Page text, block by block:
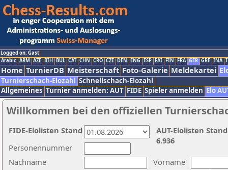
Logged on: Gast
Arabic ARM AZE BIH BUL CAT CHN CRO CZE DEN ENG ESP FAI FIN FRA GER GRE INA
Home TurnierDB Meisterschaft Foto-Galerie Meldekartei
Turnierschach-Elozahl Schnellschach-Elozahl
Allgemeines Turnier anmelden: AUT FIDE Spieler anmelden Elo
Willkommen bei den offiziellen
Nachname
Vorname
Personennummer
AUT-Elolisten
6.936
FIDE-Elolisten Stand